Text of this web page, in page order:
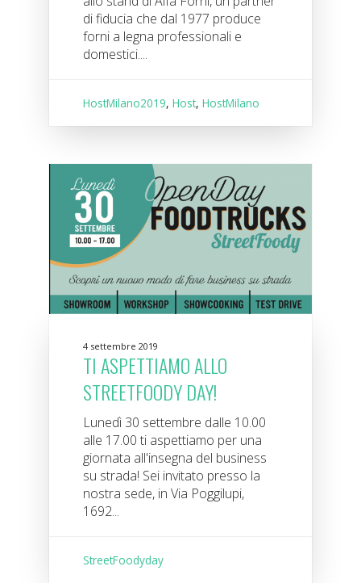
di fiducia che dal 1977 produce
forni a legna professionali e
domestici....
HostMilano2019,Host,HostMilano
4 settembre 2019
TI ASPETTIAMO ALLO
STREETFOODY DAY!
Lunedì 30 settembre dalle 10.00
alle 17.00 ti aspettiamo per una
giornata all'insegna del business
su strada! Sei invitato presso la
nostra sede, in Via Poggilupi,
1692...
StreetFoodyday